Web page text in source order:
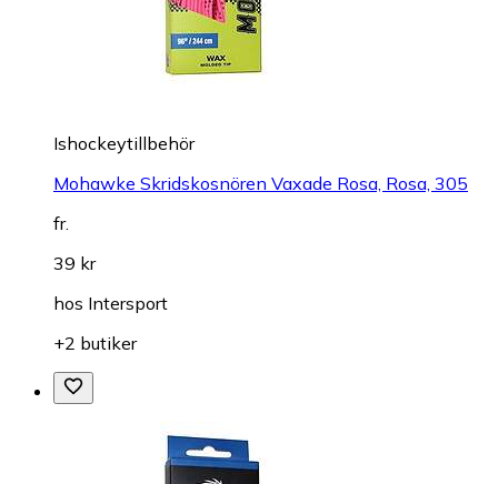
Ishockeytillbehör
Mohawke Skridskosnören Vaxade Rosa, Rosa, 305
fr.
39 kr
hos Intersport
+2 butiker